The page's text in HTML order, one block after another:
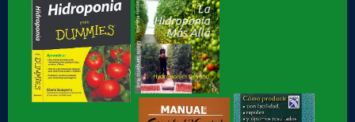
Hidroponia básica, libro de Gloria Samperio
Hidroponia o Hidroponía, como se pronuncia, en
coordinación con la AICH